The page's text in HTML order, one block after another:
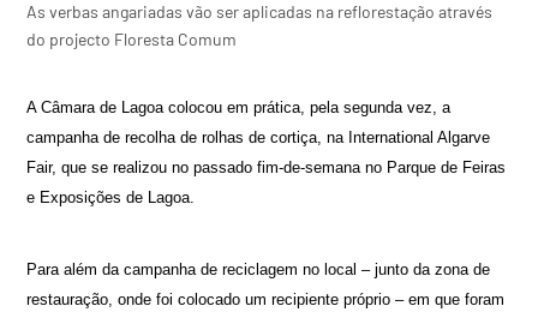
As verbas angariadas vão ser aplicadas na reflorestação através
do projecto Floresta Comum
A Câmara de Lagoa colocou em prática, pela segunda vez, a
campanha de recolha de rolhas de cortiça, na International Algarve
Fair, que se realizou no passado fim-de-semana no Parque de Feiras
e Exposições de Lagoa.
Para além da campanha de reciclagem no local – junto da zona de
restauração, onde foi colocado um recipiente próprio – em que foram